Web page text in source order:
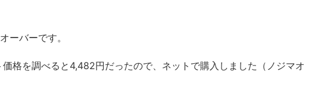
ーバーです。
格を調べると4,482円だったので、ネットで購入しました（ノジマオ